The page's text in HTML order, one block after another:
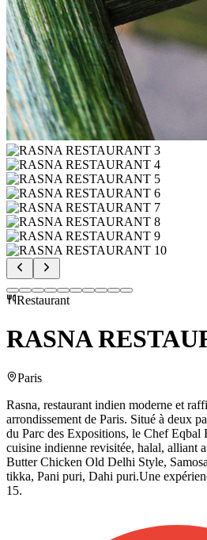
Restaurant
RASNA
Paris
Rasna, restaurant indien moderne et
arrondissement de Paris. Situé à deux
du Parc des Expositions, le Chef Eqbal
cuisine indienne revisitée, halal, alliant
Butter Chicken Old Delhi Style,
tikka, Pani puri, Dahi puri.Une
15.